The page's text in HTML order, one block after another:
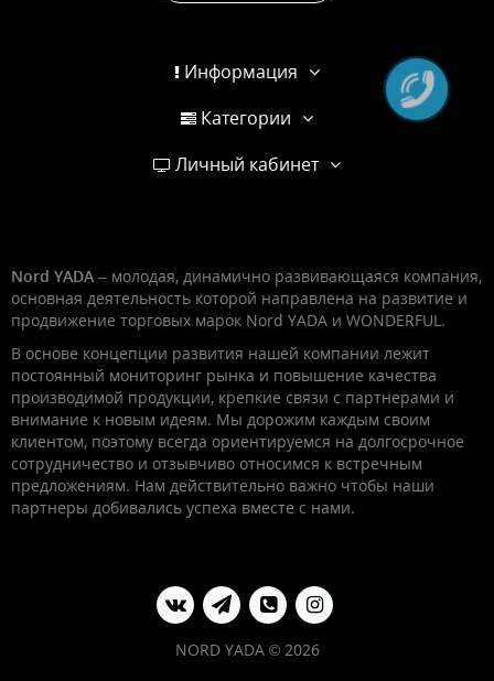
Информация
Категории
Личный кабинет
Nord YADA – молодая, динамично развивающаяся компания,
основная деятельность которой направлена на развитие и
продвижение торговых марок Nord YADA и WONDERFUL.
В основе концепции развития нашей компании лежит
постоянный мониторинг рынка и повышение качества
производимой продукции, крепкие связи с партнерами и
внимание к новым идеям. Мы дорожим каждым своим
клиентом, поэтому всегда ориентируемся на долгосрочное
сотрудничество и отзывчиво относимся к встречным
предложениям. Нам действительно важно чтобы наши
партнеры добивались успеха вместе с нами.
NORD YADA © 2026